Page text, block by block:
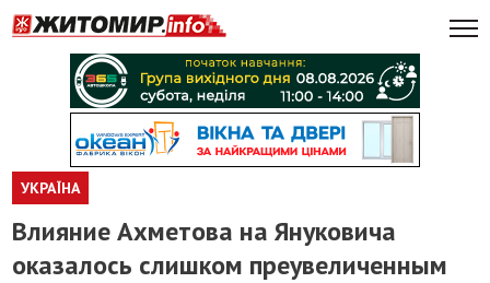
УКРАЇНА
Влияние Ахметова на Януковича
оказалось слишком преувеличенным